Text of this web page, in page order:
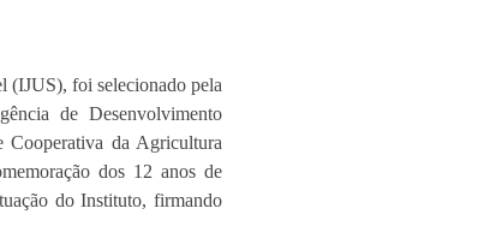
(IJUS), foi selecionado pela
de Desenvolvimento
da Agricultura
dos 12 anos de
do Instituto, firmando